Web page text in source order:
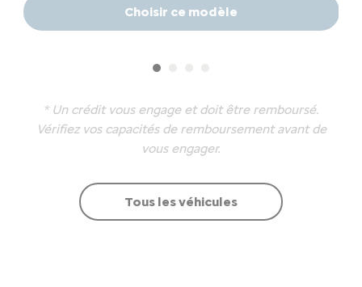
Choisir ce modèle
* Un crédit vous engage et doit être remboursé.
Vérifiez vos capacités de remboursement avant de
vous engager.
Tous les véhicules